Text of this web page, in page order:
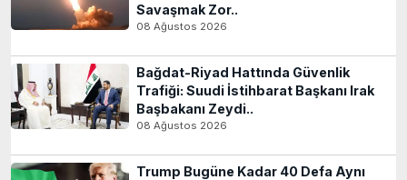
Savaşmak Zor..
08 Ağustos 2026
Bağdat-Riyad Hattında Güvenlik
Trafiği: Suudi İstihbarat Başkanı Irak
Başbakanı Zeydi..
08 Ağustos 2026
Trump Bugüne Kadar 40 Defa Aynı